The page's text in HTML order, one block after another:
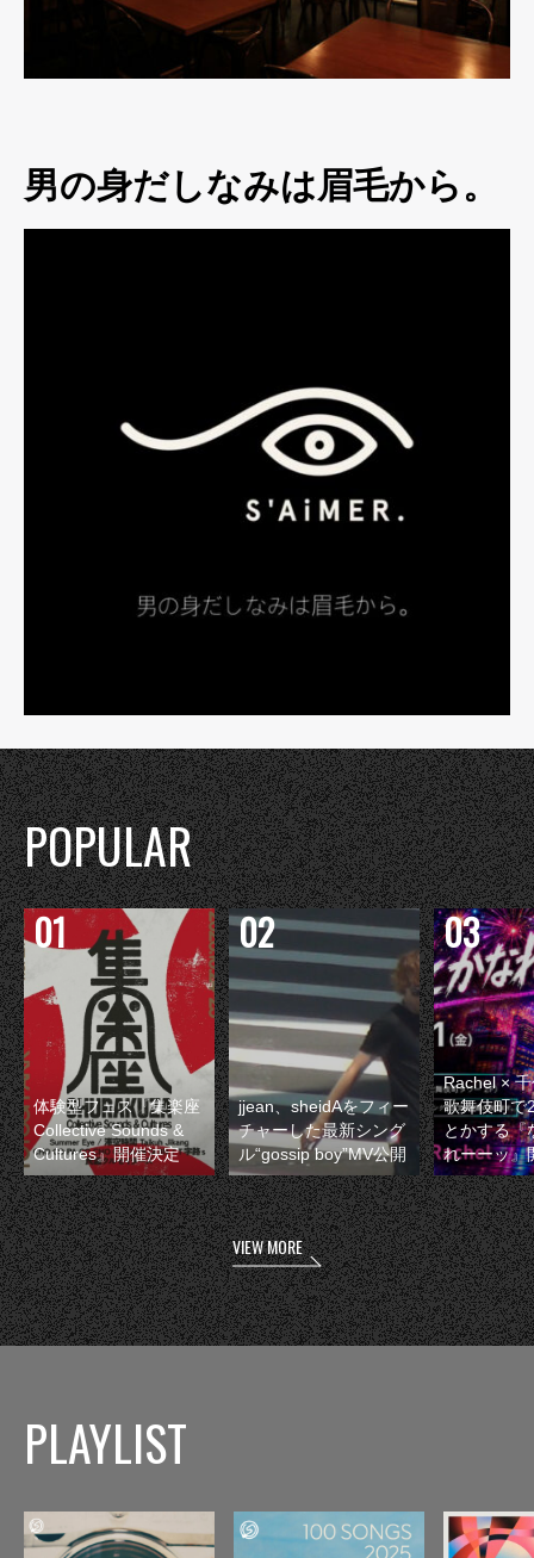
男の身だしなみは眉毛から。
POPULAR
体験型フェス『集楽座
Collective Sounds &
Cultures』開催決定
jjean、sheidAをフィー
チャーした最新シング
ル“gossip boy”MV公開
Rachel ×
歌舞伎町で
とかする『
れーーッ』
VIEW MORE
PLAYLIST